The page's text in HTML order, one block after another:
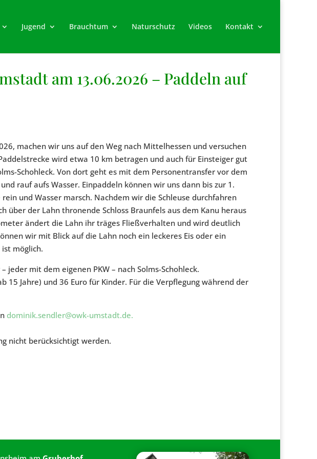
Jugend Brauchtum Naturschutz Videos Kontakt
am 13.06.2026 – Paddeln auf
machen wir uns auf den Weg nach Mittelhessen und versuchen
wird etwa 10 km betragen und auch für Einsteiger gut
Schohleck. Von dort geht es mit dem Personentransfer vor dem
rauf aufs Wasser. Einpaddeln können wir uns dann bis zur 1.
und Wasser marsch. Nachdem wir die Schleuse durchfahren
der Lahn thronende Schloss Braunfels aus dem Kanu heraus
ändert die Lahn ihr träges Fließverhalten und wird deutlich
wir mit Blick auf die Lahn noch ein leckeres Eis oder ein
möglich.
mit dem eigenen PKW – nach Solms-Schohleck.
Jahre) und 36 Euro für Kinder. Für die Verpflegung während der
dominik.sendler@owk-umstadt.de.
nicht berücksichtigt werden.